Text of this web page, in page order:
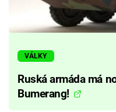
VÁLKY
Ruská armáda má
Bumerang!